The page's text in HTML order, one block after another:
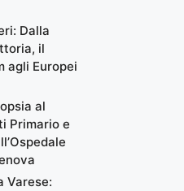
Dalla
il
agli Europei
al
Primario e
Varese: